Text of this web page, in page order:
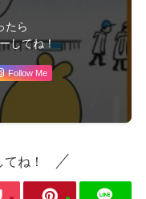
たら
してね！
Follow Me
ね！